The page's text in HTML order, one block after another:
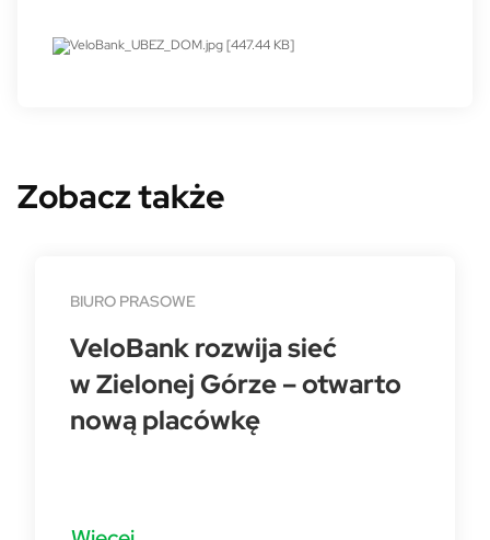
Zobacz także
BIURO PRASOWE
VeloBank rozwija sieć
w Zielonej Górze – otwarto
nową placówkę